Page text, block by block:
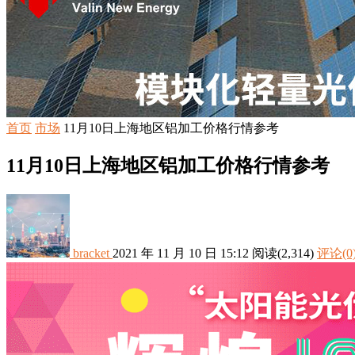
首页 市场 11月10日上海地区铝加工价格行情参考
11月10日上海地区铝加工价格行情参考
bracket 2021 年 11 月 10 日 15:12 阅读(2,314) 评论